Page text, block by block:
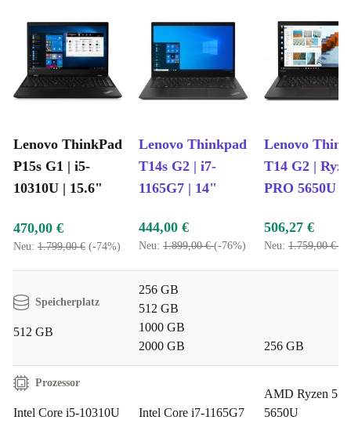
Lenovo ThinkPad
P15s G1 | i5-
10310U | 15.6"
Lenovo Thinkpad
T14s G2 | i7-
1165G7 | 14"
Lenovo
T14 G2 |
PRO 5650U |
470,00 €
Neu: 1.799,00 € (-74%)
444,00 €
Neu: 1.899,00 €(-76%)
506,27 €
Neu: 1.759,00 €
Speicherplatz
512 GB
256 GB
512 GB
1000 GB
2000 GB
256 GB
Prozessor
Intel Core i5-10310U
Intel Core i7-1165G7
AMD Ryzen 5
5650U